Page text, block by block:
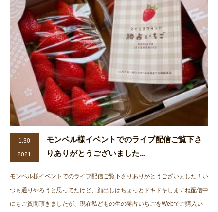
1.30
2021
モンベル様イベントでのライブ配信ご覧下さ
りありがとうございました...
モンベル様イベントでのライブ配信ご覧下さりありがとうございました！い
つも通りやろうと思ってたけど、顔出しはちょっとドキドキしますね配信中
にもご質問頂きましたが、現在私どもの生の勝占いちごをWebでご購入い